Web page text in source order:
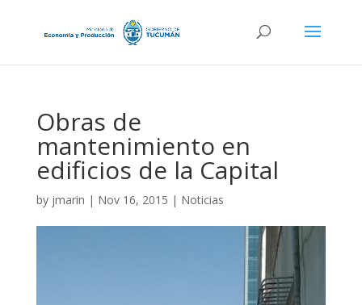
Obras de
mantenimiento en
edificios de la Capital
by jmarin | Nov 16, 2015 | Noticias